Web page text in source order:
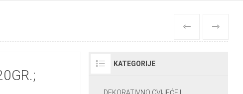
PRETHODNI
SLIJEDEĆI
KATEGORIJE